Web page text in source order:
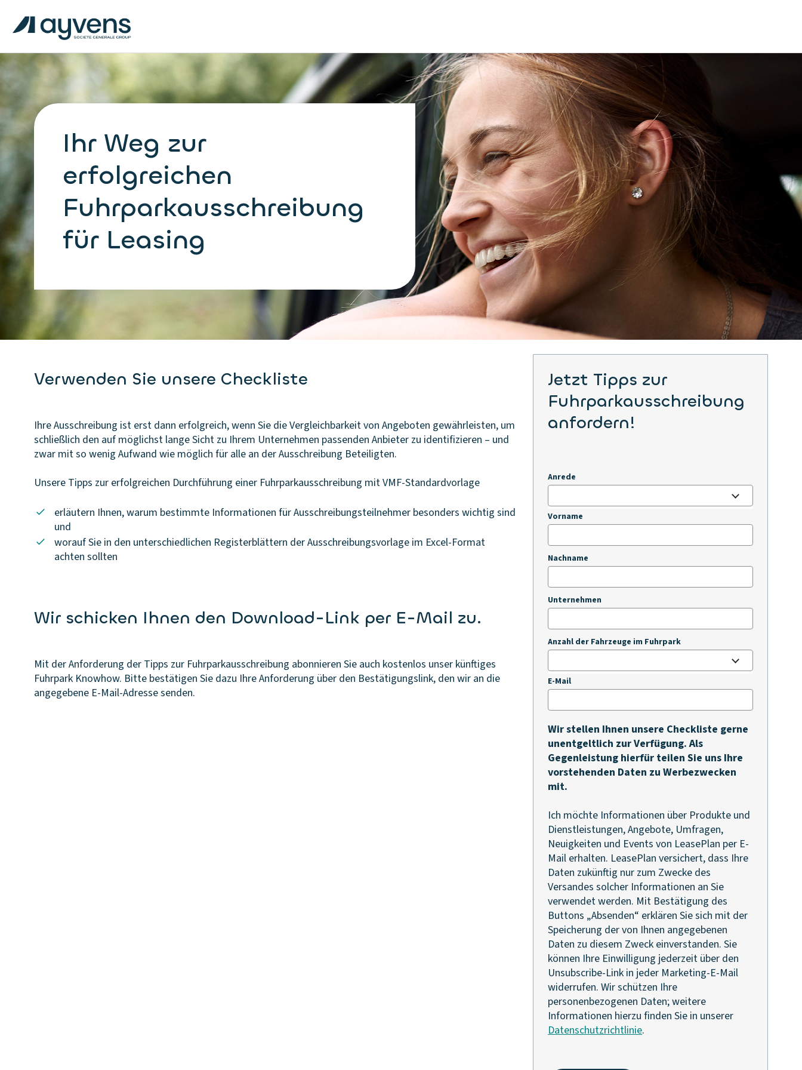
Ihr Weg zur
erfolgreichen
Fuhrparkausschreibung
für Leasing
Verwenden Sie unsere Checkliste
Ihre Ausschreibung ist erst dann erfolgreich, wenn Sie die Vergleichbarkeit von Angeboten gewährleisten, um
schließlich den auf möglichst lange Sicht zu Ihrem Unternehmen passenden Anbieter zu identifizieren – und
zwar mit so wenig Aufwand wie möglich für alle an der Ausschreibung Beteiligten.
Unsere Tipps zur erfolgreichen Durchführung einer Fuhrparkausschreibung mit VMF-Standardvorlage
erläutern Ihnen, warum bestimmte Informationen für Ausschreibungsteilnehmer besonders wichtig sind
und
worauf Sie in den unterschiedlichen Registerblättern der Ausschreibungsvorlage im Excel-Format
achten sollten
Wir schicken Ihnen den Download-Link per E-Mail zu.
Mit der Anforderung der Tipps zur Fuhrparkausschreibung abonnieren Sie auch kostenlos unser künftiges
Fuhrpark Knowhow. Bitte bestätigen Sie dazu Ihre Anforderung über den Bestätigungslink, den wir an die
angegebene E-Mail-Adresse senden.
Jetzt Tipps zur
Fuhrparkausschreibung
anfordern!
Anrede
Vorname
Nachname
Unternehmen
Anzahl der Fahrzeuge im Fuhrpark
E-Mail
Wir stellen Ihnen unsere Checkliste gerne
unentgeltlich zur Verfügung. Als
Gegenleistung hierfür teilen Sie uns Ihre
vorstehenden Daten zu Werbezwecken
mit.
Ich möchte Informationen über Produkte und
Dienstleistungen, Angebote, Umfragen,
Neuigkeiten und Events von LeasePlan per E-
Mail erhalten. LeasePlan versichert, dass Ihre
Daten zukünftig nur zum Zwecke des
Versandes solcher Informationen an Sie
verwendet werden. Mit Bestätigung des
Buttons „Absenden“ erklären Sie sich mit der
Speicherung der von Ihnen angegebenen
Daten zu diesem Zweck einverstanden. Sie
können Ihre Einwilligung jederzeit über den
Unsubscribe-Link in jeder Marketing-E-Mail
widerrufen. Wir schützen Ihre
personenbezogenen Daten; weitere
Informationen hierzu finden Sie in unserer
Datenschutzrichtlinie.